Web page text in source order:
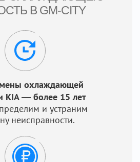
В GM-CITY
охлаждающей
KIA — более 15 лет
и устраним
неисправности.